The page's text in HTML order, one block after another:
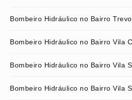
Bombeiro Hidráulico no Bairro Trevo
Bombeiro Hidráulico no Bairro Vila
Bombeiro Hidráulico no Bairro Vila
Bombeiro Hidráulico no Bairro Vila